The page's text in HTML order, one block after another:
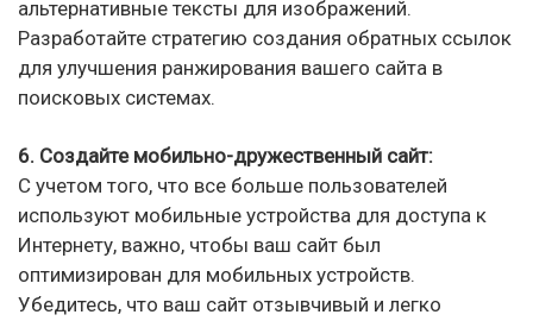
альтернативные тексты для изображений.
Разработайте стратегию создания обратных ссылок
для улучшения ранжирования вашего сайта в
поисковых системах.
6. Создайте мобильно-дружественный сайт:
С учетом того, что все больше пользователей
используют мобильные устройства для доступа к
Интернету, важно, чтобы ваш сайт был
оптимизирован для мобильных устройств.
Убедитесь, что ваш сайт отзывчивый и легко